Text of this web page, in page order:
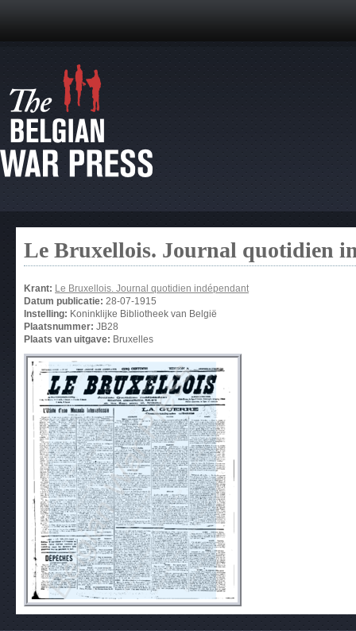
Le Bruxellois. Journal quotidien
Krant: Le Bruxellois. Journal quotidien indépendant
Datum publicatie: 28-07-1915
Instelling: Koninklijke Bibliotheek van België
Plaatsnummer: JB28
Plaats van uitgave: Bruxelles